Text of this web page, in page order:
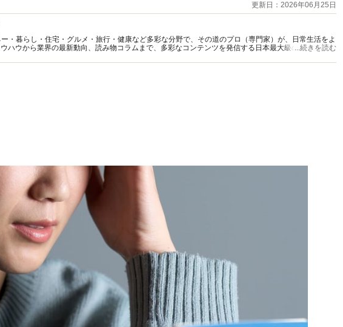
更新日：2026年06月25日
ー・暮らし・住宅・グルメ・旅行・健康など多彩な分野で、その道のプロ（専門家）が、日常生活をよ
ハウから業界の最新動向、読み物コラムまで、多彩なコンテンツを発信する日本最大級の総合情報サ
...続きを読む